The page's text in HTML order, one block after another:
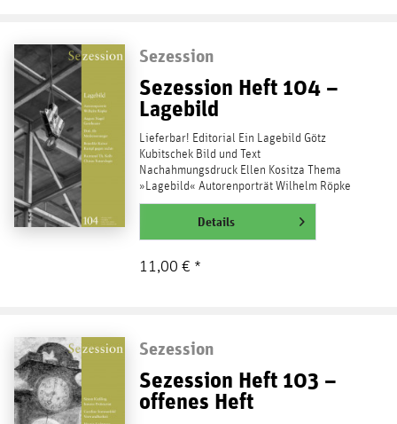
Sezession
Sezession Heft 104 –
Lagebild
Lieferbar! Editorial Ein Lagebild Götz
Kubitschek Bild und Text
Nachahmungsdruck Ellen Kositza Thema
»Lagebild« Autorenporträt Wilhelm Röpke
Bernard Udau Private Macht und...
weiterlesenDetails
11,00 € *
Sezession
Sezession Heft 103 –
offenes Heft